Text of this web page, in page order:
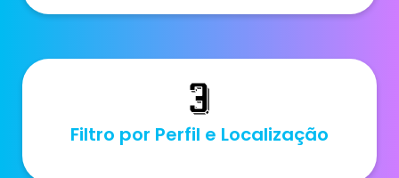
Filtro por Perfil e Localização